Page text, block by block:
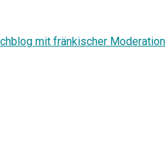
mit fränkischer Moderation